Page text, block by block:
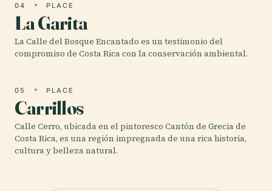
04 PLACE
La Garita
La Calle del Bosque Encantado es un testimonio del
compromiso de Costa Rica con la conservación ambiental.
05 PLACE
Carrillos
Calle Cerro, ubicada en el pintoresco Cantón de Grecia de
Costa Rica, es una región impregnada de una rica historia,
cultura y belleza natural.